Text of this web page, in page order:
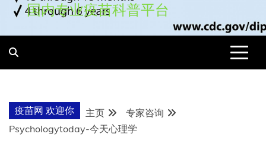
国内专业疫苗科普平台
疫苗网 欢迎你 主页
专家咨询
Psychologytoday-今天心理学